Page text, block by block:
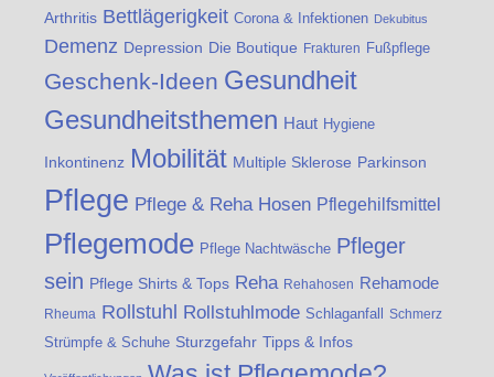
Arthritis Bettlägerigkeit Corona & Infektionen Dekubitus
Demenz Depression Die Boutique Frakturen Fußpflege
Geschenk-Ideen Gesundheit
Gesundheitsthemen Haut Hygiene
Inkontinenz Mobilität Multiple Sklerose Parkinson
Pflege Pflege & Reha Hosen Pflegehilfsmittel
Pflegemode Pflege Nachtwäsche Pfleger
sein Pflege Shirts & Tops Reha Rehahosen Rehamode
Rheuma Rollstuhl Rollstuhlmode Schlaganfall Schmerz
Strümpfe & Schuhe Sturzgefahr Tipps & Infos